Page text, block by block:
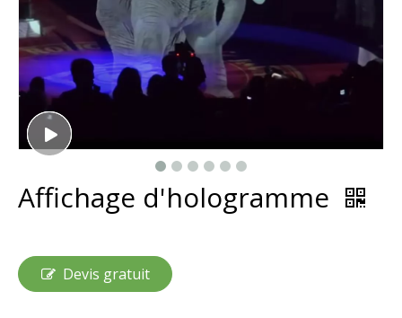
Affichage d'hologramme
Devis gratuit